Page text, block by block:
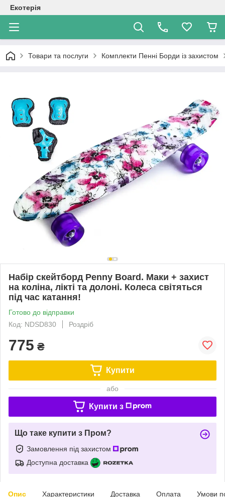
Екотерія
Товари та послуги Комплекти Пенні Борди із захистом
Набір скейтборд Penny Board. Маки + захист
на коліна, лікті та долоні. Колеса світяться
під час катання!
Готово до відправки
Код: NDSD830
Роздріб
775 ₴
Купити
або
Купити з
Що таке купити з Пром?
Замовлення під захистом
Доступна доставка
Опис Характеристики Доставка Оплата Умови